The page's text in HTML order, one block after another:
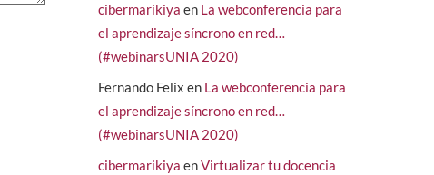
cibermarikiya en La webconferencia para
el aprendizaje síncrono en red…
(#webinarsUNIA 2020)
Fernando Felix en La webconferencia para
el aprendizaje síncrono en red…
(#webinarsUNIA 2020)
cibermarikiya enVirtualizar tu docencia